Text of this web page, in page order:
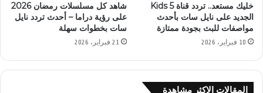
خليك مستعد.. تردد قناة 5 Kids
الجديد على نايل سات بأحدث
مواصفات للبث بجودة ممتازة
10 فبراير، 2026
شاهد كل مسلسلات رمضان 2026
على رؤية دراما – أحدث تردد نايل
سات بخطوات سهلة
21 فبراير، 2026
المقالات الاكثر مشاهدة